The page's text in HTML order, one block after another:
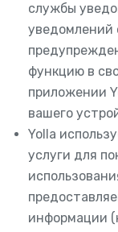
службы
уведомлений
функцию в
приложении
вашего
Yolla
услуги для
информации